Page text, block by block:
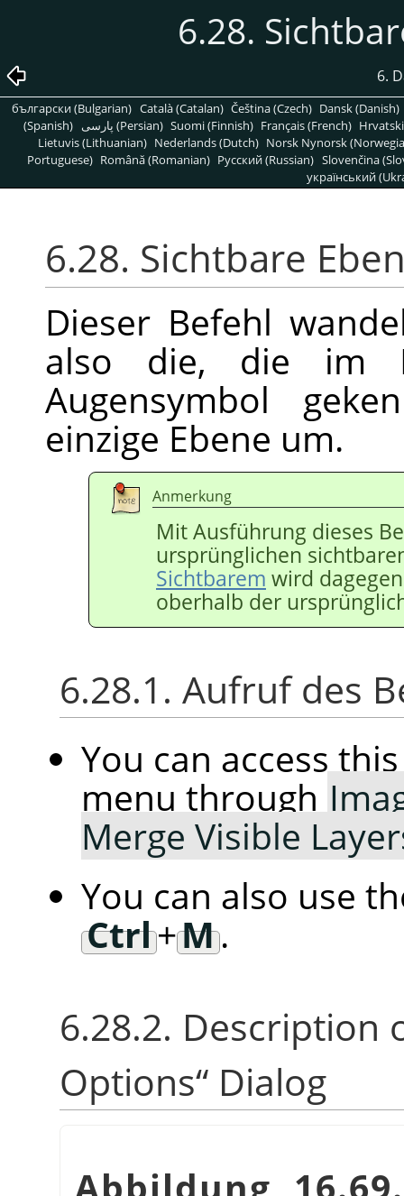
6.28.
6.
български (Bulgarian) Català (Catalan) Čeština (Czech) Dansk (Danish)
(Spanish)
پارسی (Persian) Suomi (Finnish) Français (French)
Lietuvis (Lithuanian) Nederlands (Dutch) Norsk Nynorsk
Portuguese) Română (Romanian) Pусский (Russian) Slovenčina
український
6.28. Sichtbare
Dieser Befehl
also die, die im
Augensymbol
einzige Ebene um.
Anmerkung
Mit Ausführung dieses
ursprünglichen
Sichtbarem wird
oberhalb der
6.28.1. Aufruf des
You can access
menu through
Merge Visible
You can also use
Ctrl+M.
6.28.2. Description
Options“ Dialog